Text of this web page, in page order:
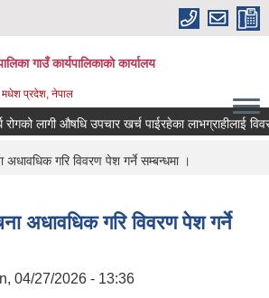
गाउँ कार्यपालिकाकाे कार्यालय
मधेश प्रदेश, नेपाल
रोगको लागी औषधि उपचार खर्च पाईरहेका लाभग्राहीलाई
गरि विवरण पेश गर्ने सम्बन्धमा ।
अधावधिक गरि विवरण पेश गर्ने
04/27/2026 - 13:36